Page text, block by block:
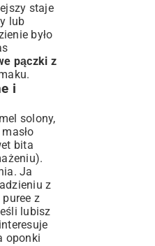
staje
lub
było
pączki z
i
solony,
bita
Ja
z
z
lubisz
oponki